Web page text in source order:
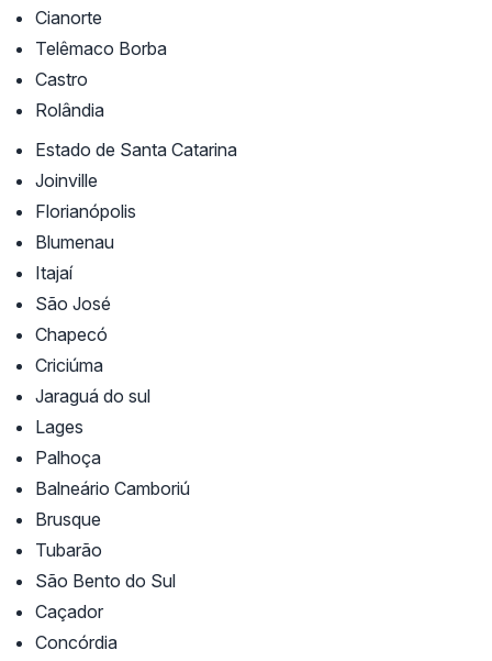
Cianorte
Telêmaco Borba
Castro
Rolândia
Estado de Santa Catarina
Joinville
Florianópolis
Blumenau
Itajaí
São José
Chapecó
Criciúma
Jaraguá do sul
Lages
Palhoça
Balneário Camboriú
Brusque
Tubarão
São Bento do Sul
Caçador
Concórdia